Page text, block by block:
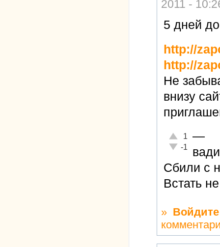
2011 -
5 дней
http://
http://
Не
внизу
Отлично!
1
Неадекватно!
-1
—
Сбили с
Встать
» Войдите